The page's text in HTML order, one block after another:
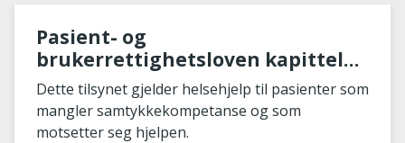
Pasient- og
brukerrettighetsloven kapittel
4A
Dette tilsynet gjelder helsehjelp til pasienter som
mangler samtykkekompetanse og som
motsetter seg hjelpen.